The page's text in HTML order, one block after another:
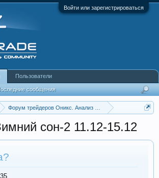
Войти или зарегистрироваться
Форум трейдеров Оникс. Анализ и обсуждение рынка
сон-2 11.12-15.12
сообщения
Пользователи